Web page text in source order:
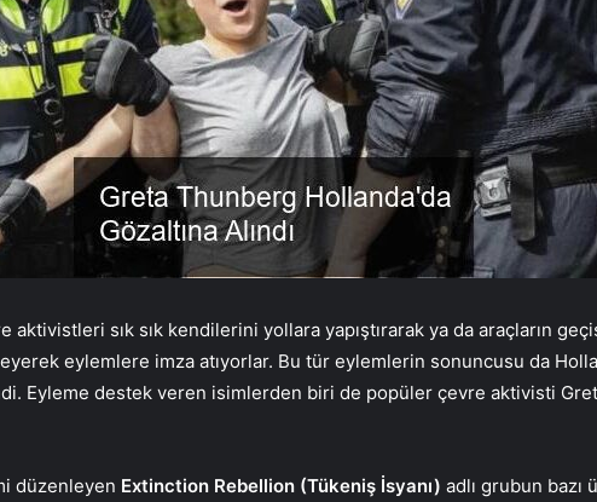
aktivistleri sık sık kendilerini yollara yapıştırarak ya da araçların
eylemlere imza atıyorlar. Bu tür eylemlerin sonuncusu da
Eyleme destek veren isimlerden biri de popüler çevre aktivisti
düzenleyen Extinction Rebellion (Tükeniş İsyanı) adlı grubun bazı